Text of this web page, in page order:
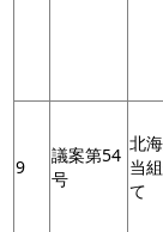
9
議案第54
号
北
当
て